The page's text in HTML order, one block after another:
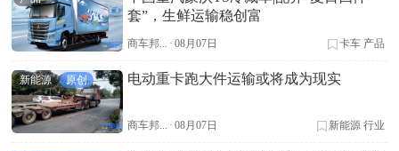
套”，生鲜运输稳创富
商车邦... · 08月07日 卡车 产品
新能源 原创 电动重卡跑大件运输或将成为现实
商车邦... · 08月07日 新能源 行业